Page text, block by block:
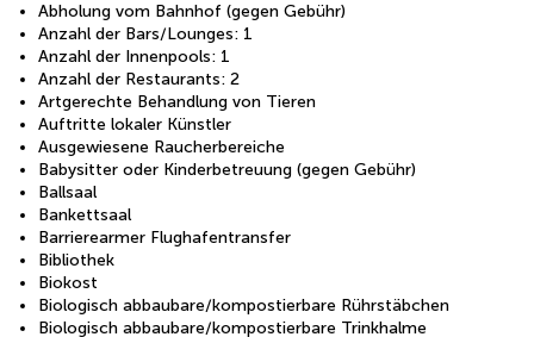
Abholung vom Bahnhof (gegen Gebühr)
Anzahl der Bars/Lounges: 1
Anzahl der Innenpools: 1
Anzahl der Restaurants: 2
Artgerechte Behandlung von Tieren
Auftritte lokaler Künstler
Ausgewiesene Raucherbereiche
Babysitter oder Kinderbetreuung (gegen Gebühr)
Ballsaal
Bankettsaal
Barrierearmer Flughafentransfer
Bibliothek
Biokost
Biologisch abbaubare/kompostierbare Rührstäbchen
Biologisch abbaubare/kompostierbare Trinkhalme